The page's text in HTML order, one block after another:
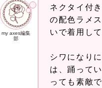
my axes編集
部
ネクタイ付
の配色ラメ
いで着用し
シワになり
は、踊って
っても素敵で